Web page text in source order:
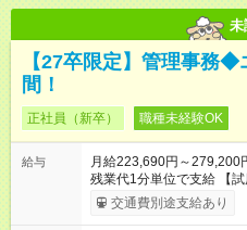
未
【27卒限定】管理事務
間！
正社員（新卒） 職種未経験OK
給与
月給223,690円～279,200
残業
交通費別途支給あり